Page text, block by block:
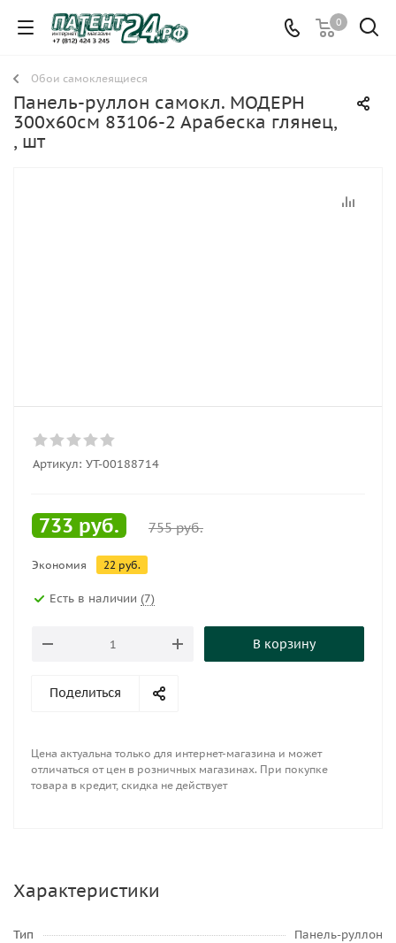
0
Обои самоклеящиеся
Панель-руллон самокл. МОДЕРН
300х60см 83106-2 Арабеска глянец,
, шт
Артикул: УТ-00188714
733 руб. 755руб.
Экономия 22 руб.
Есть в наличии (7)
В корзину
Поделиться
Цена актуальна только для интернет-магазина и может
отличаться от цен в розничных магазинах. При покупке
товара в кредит, скидка не действует
Характеристики
Тип Панель-руллон